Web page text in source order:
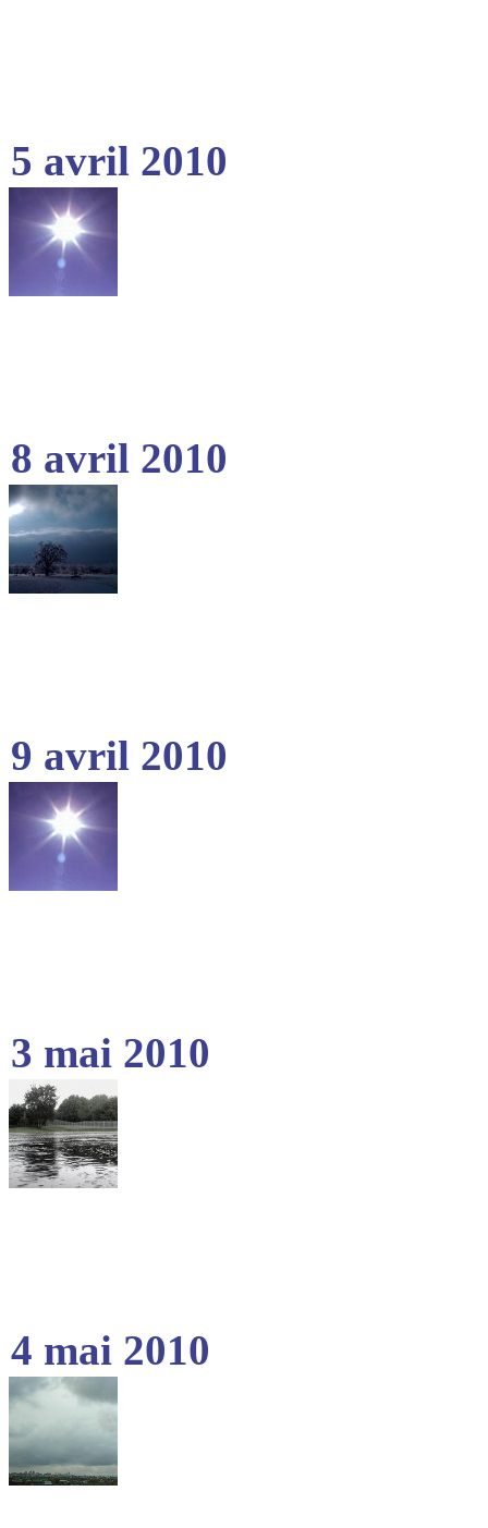
5 avril 2010
8 avril 2010
9 avril 2010
3 mai 2010
4 mai 2010